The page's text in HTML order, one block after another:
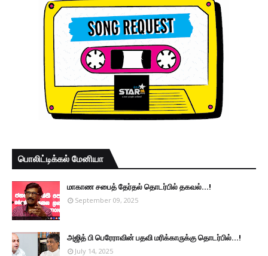
பொலிட்டிக்கல் மேனியா
மாகாண சபைத் தேர்தல் தொடர்பில் தகவல்...!
September 09, 2025
அஜித் பி பெரேராவின் பதவி மரிக்காருக்கு தொடர்பில்...!
July 14, 2025